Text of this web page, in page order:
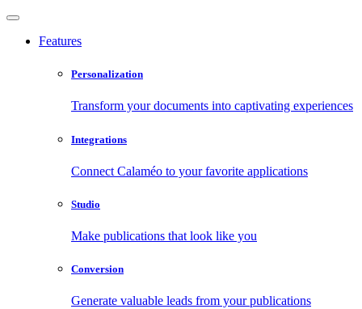
Features
Personalization
Transform your documents into captivating experiences
Integrations
Connect Calaméo to your favorite applications
Studio
Make publications that look like you
Conversion
Generate valuable leads from your publications